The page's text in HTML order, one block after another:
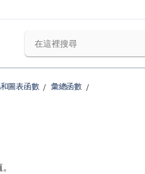
圖表函數
彙總函數